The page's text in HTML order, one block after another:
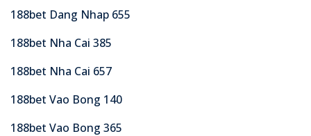
188bet Dang Nhap 655
188bet Nha Cai 385
188bet Nha Cai 657
188bet Vao Bong 140
188bet Vao Bong 365